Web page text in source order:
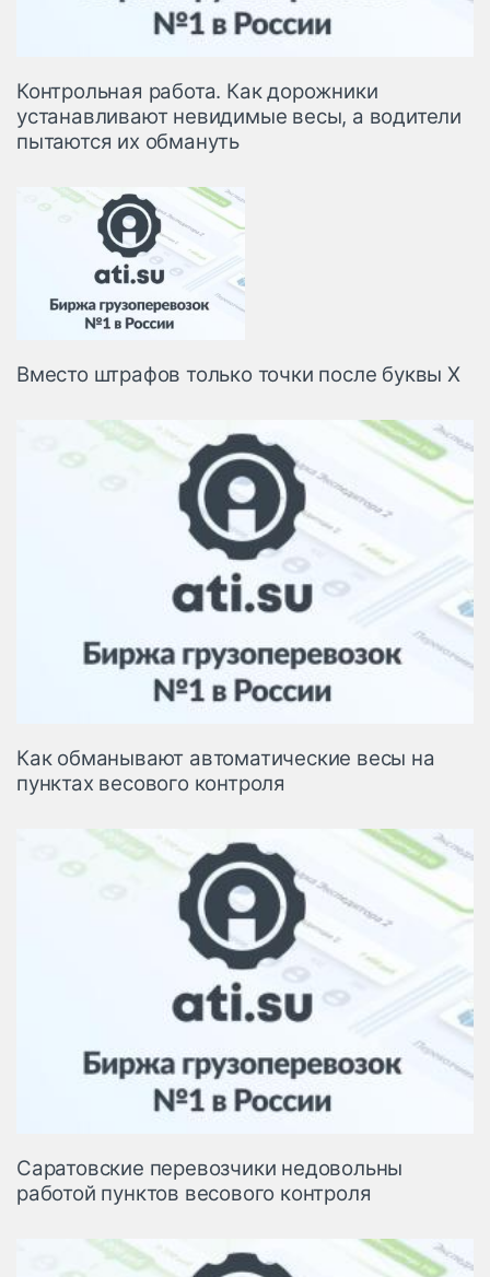
Контрольная работа. Как дорожники
устанавливают невидимые весы, а водители
пытаются их обмануть
Вместо штрафов только точки после буквы X
Как обманывают автоматические весы на
пунктах весового контроля
Саратовские перевозчики недовольны
работой пунктов весового контроля